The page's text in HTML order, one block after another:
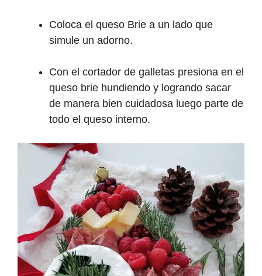
Coloca el queso Brie a un lado que
simule un adorno.
Con el cortador de galletas presiona en el
queso brie hundiendo y logrando sacar
de manera bien cuidadosa luego parte de
todo el queso interno.